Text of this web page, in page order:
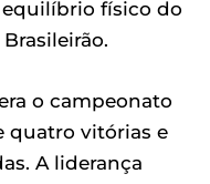
equilíbrio físico do
o campeonato
quatro vitórias e
A liderança